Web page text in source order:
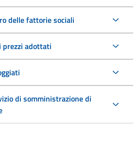
delle fattorie sociali
prezzi adottati
di somministrazione di